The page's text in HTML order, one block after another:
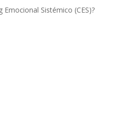
Emocional Sistémico (CES)?